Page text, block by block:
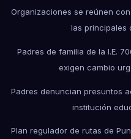
Organizaciones se reúnen
las principales
Padres de familia de la I.E.
exigen cambio
Padres denuncian presuntos
institución
Plan regulador de rutas de